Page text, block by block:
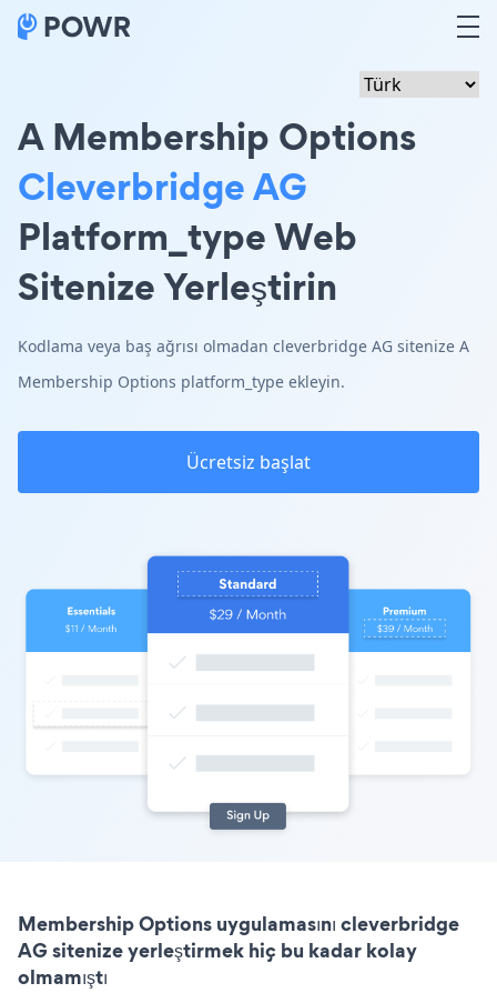
A Membership Options
Cleverbridge AG
Platform_type Web
Sitenize Yerleştirin
Kodlama veya baş ağrısı olmadan cleverbridge AG sitenize A
Membership Options platform_type ekleyin.
Ücretsiz başlat
Membership Options uygulamasını cleverbridge
AG sitenize yerleştirmek hiç bu kadar kolay
olmamıştı